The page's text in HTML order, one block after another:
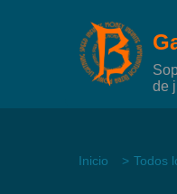
de
Inicio Todos